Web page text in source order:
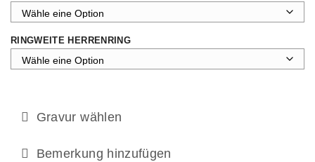
RINGWEITE HERRENRING
Gravur wählen
Bemerkung hinzufügen